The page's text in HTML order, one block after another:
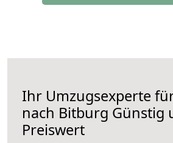
Ihr Umzugsexperte
nach Bitburg Günstig
Preiswert